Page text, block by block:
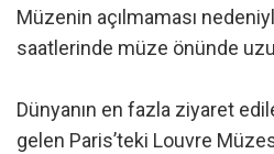
Müzenin açılmaması
saatlerinde müze önünde
Dünyanın en fazla ziyaret
gelen Paris’teki Louvre